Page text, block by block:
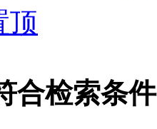
顶
合检索条